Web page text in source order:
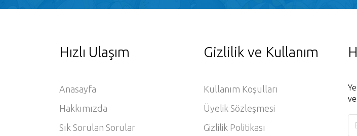
Hızlı Ulaşım
Anasayfa
Hakkımızda
Sık Sorulan Sorular
Gizlilik ve Kullanım
Kullanım Koşulları
Üyelik Sözleşmesi
Gizlilik Politikası